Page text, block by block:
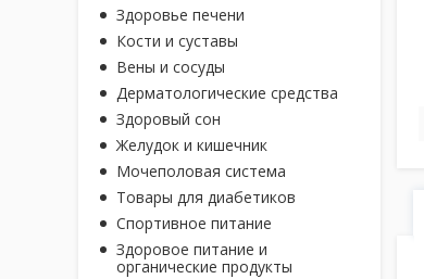
Здоровье печени
Кости и суставы
Вены и сосуды
Дерматологические средства
Здоровый сон
Желудок и кишечник
Мочеполовая система
Товары для диабетиков
Спортивное питание
Здоровое питание и
органические продукты